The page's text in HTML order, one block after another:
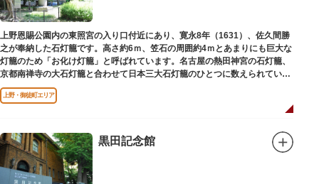
上野恩賜公園内の東照宮の入り口付近にあり、寛永8年（1631）、佐久間勝
之が奉納した石灯籠です。高さ約6ｍ、笠石の周囲約4ｍとあまりにも巨大な
灯籠のため「お化け灯籠」と呼ばれています。名古屋の熱田神宮の石灯籠、
京都南禅寺の大石灯籠と合わせて日本三大石灯籠のひとつに数えられていま
す。
上野・御徒町エリア
黒田記念館